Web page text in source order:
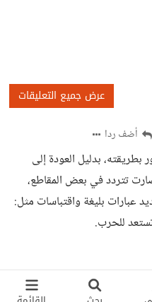
عرض جميع التعليقات
أضف ردا
بطريقته، بدليل العودة إلى
صارت تتردد في بعض المقاطع،
عبارات بليغة واقتباسات مثل:
للحرب.